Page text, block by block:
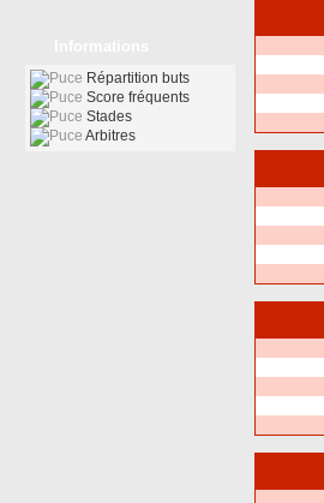
Répartition buts
Score fréquents
Stades
Arbitres